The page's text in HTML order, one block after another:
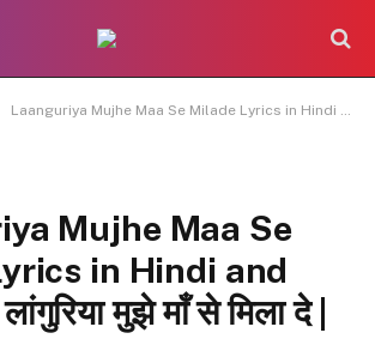
Laanguriya Mujhe Maa Se Milade Lyrics in Hindi and English. लांगुरिया मुझे माँ से मिला दे |
Mujhe Maa Se
in Hindi and
मुझे माँ से मिला दे |